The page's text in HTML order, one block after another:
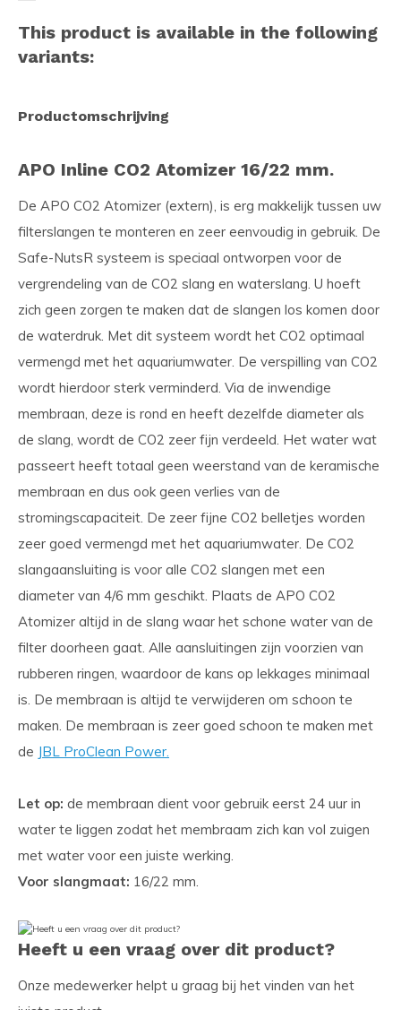
This product is available in the following
variants:
Productomschrijving
APO Inline CO2 Atomizer 16/22 mm.
De APO CO2 Atomizer (extern), is erg makkelijk tussen uw
filterslangen te monteren en zeer eenvoudig in gebruik. De
Safe-NutsR systeem is speciaal ontworpen voor de
vergrendeling van de CO2 slang en waterslang. U hoeft
zich geen zorgen te maken dat de slangen los komen door
de waterdruk. Met dit systeem wordt het CO2 optimaal
vermengd met het aquariumwater. De verspilling van CO2
wordt hierdoor sterk verminderd. Via de inwendige
membraan, deze is rond en heeft dezelfde diameter als
de slang, wordt de CO2 zeer fijn verdeeld. Het water wat
passeert heeft totaal geen weerstand van de keramische
membraan en dus ook geen verlies van de
stromingscapaciteit. De zeer fijne CO2 belletjes worden
zeer goed vermengd met het aquariumwater. De CO2
slangaansluiting is voor alle CO2 slangen met een
diameter van 4/6 mm geschikt. Plaats de APO CO2
Atomizer altijd in de slang waar het schone water van de
filter doorheen gaat. Alle aansluitingen zijn voorzien van
rubberen ringen, waardoor de kans op lekkages minimaal
is. De membraan is altijd te verwijderen om schoon te
maken. De membraan is zeer goed schoon te maken met
de JBL ProClean Power.
Let op: de membraan dient voor gebruik eerst 24 uur in
water te liggen zodat het membraam zich kan vol zuigen
met water voor een juiste werking.
Voor slangmaat: 16/22 mm.
Heeft u een vraag over dit product?
Onze medewerker helpt u graag bij het vinden van het